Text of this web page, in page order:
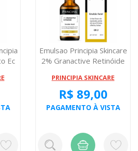
Ec
Emulsao Principia Skincare
2% Granactive Retinóide
PRINCIPIA SKINCARE
R$ 89,00
PAGAMENTO À VISTA